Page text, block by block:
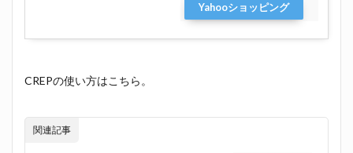
Yahooショッピング
CREPの使い方はこちら。
関連記事